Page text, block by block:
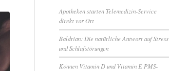
Apotheken starten Telemedizin-Service
direkt vor Ort
Baldrian: Die natürliche Antwort auf Stress
und Schlafstörungen
Können Vitamin D und Vitamin E PMS-